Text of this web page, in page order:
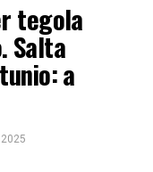
tegola
Salta
a